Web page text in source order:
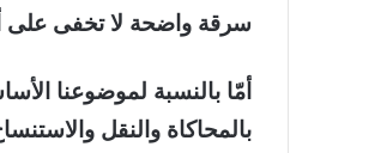
سرقة واضحة لا تخفى على
أمّا بالنسبة لموضوعنا
بالمحاكاة والنقل